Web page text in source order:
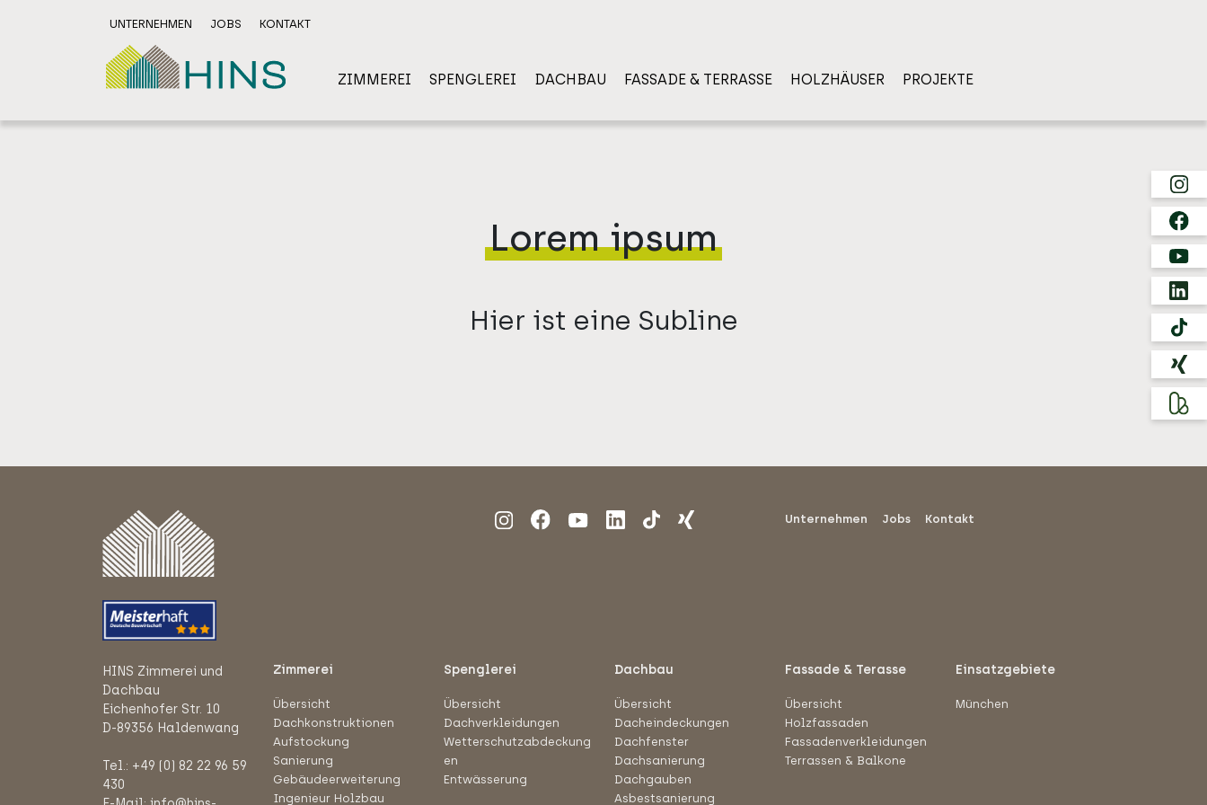
UNTERNEHMEN JOBS KONTAKT
ZIMMEREI SPENGLEREI DACHBAU FASSADE & TERRASSE HOLZHÄUSER PROJEKTE
Lorem ipsum
Hier ist eine Subline
Unternehmen Jobs Kontakt
HINS Zimmerei und
Dachbau
Eichenhofer Str. 10
D-89356 Haldenwang
Tel.: +49 (0) 82 22 96 59
430
Zimmerei
Übersicht
Dachkonstruktionen
Aufstockung
Sanierung
Gebäudeerweiterung
Ingenieur Holzbau
Spenglerei
Übersicht
Dachverkleidungen
Wetterschutzabdeckung
en
Entwässerung
Dachbau
Übersicht
Dacheindeckungen
Dachfenster
Dachsanierung
Dachgauben
Asbestsanierung
Fassade & Terasse
Übersicht
Holzfassaden
Fassadenverkleidungen
Terrassen & Balkone
Einsatzgebiete
München